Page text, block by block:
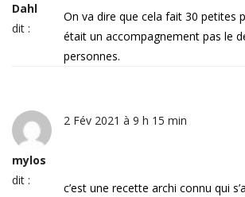
Dahl
dit :
On va dire que cela fait 30 petites
était un accompagnement pas le
personnes.
mylos
dit :
2 Fév 2021 à 9 h 15 min
c’est une recette archi connu qui